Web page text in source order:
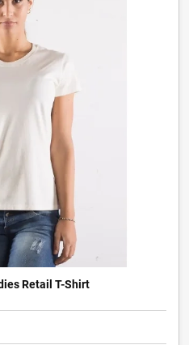
Retail T-Shirt